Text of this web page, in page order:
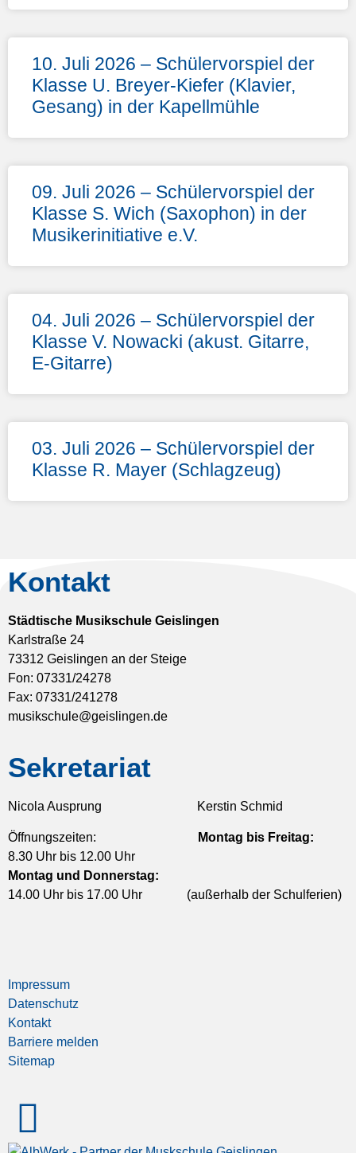
10. Juli 2026 – Schülervorspiel der
Klasse U. Breyer-Kiefer (Klavier,
Gesang) in der Kapellmühle
09. Juli 2026 – Schülervorspiel der
Klasse S. Wich (Saxophon) in der
Musikerinitiative e.V.
04. Juli 2026 – Schülervorspiel der
Klasse V. Nowacki (akust. Gitarre,
E-Gitarre)
03. Juli 2026 – Schülervorspiel der
Klasse R. Mayer (Schlagzeug)
Kontakt
Städtische Musikschule Geislingen
Karlstraße 24
73312 Geislingen an der Steige
Fon: 07331/24278
Fax: 07331/241278
musikschule@geislingen.de
Sekretariat
Nicola Ausprung Kerstin Schmid
Öffnungszeiten:
Montag bis Freitag:
8.30 Uhr bis 12.00 Uhr
Montag und Donnerstag:
14.00 Uhr bis 17.00 Uhr (außerhalb der Schulferien)
Impressum
Datenschutz
Kontakt
Barriere melden
Sitemap